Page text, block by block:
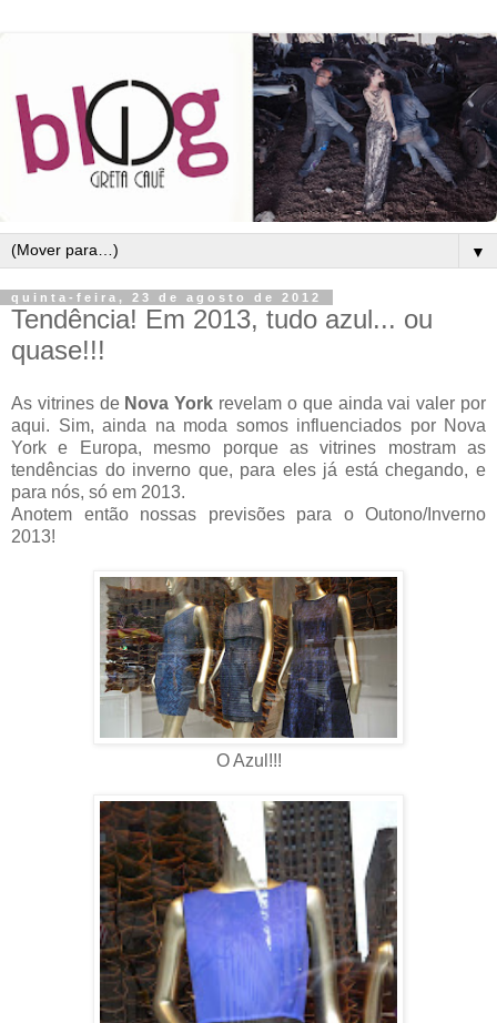
▼
quinta-feira, 23 de agosto de 2012
Tendência! Em 2013, tudo azul... ou
quase!!!
As vitrines de Nova York revelam o que ainda vai valer por
aqui. Sim, ainda na moda somos influenciados por Nova
York e Europa, mesmo porque as vitrines mostram as
tendências do inverno que, para eles já está chegando, e
para nós, só em 2013.
Anotem então nossas previsões para o Outono/Inverno
2013!
O Azul!!!